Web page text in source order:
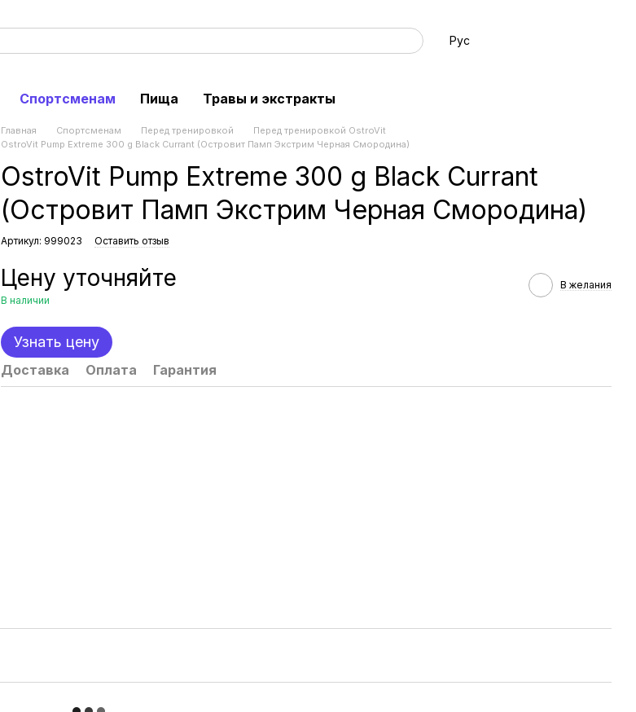
Рус
Спортсменам Пища Травы и экстракты
Главная Спортсменам Перед тренировкой
Перед тренировкой OstroVit
OstroVit Pump Extreme 300 g Black Currant (Островит Памп Экстрим Черная Смородина)
OstroVit Pump Extreme 300 g Black Currant
(Островит Памп Экстрим Черная Смородина)
Артикул: 999023 Оставить отзыв
Цену уточняйте
В наличии
В желания
Узнать цену
Доставка Оплата Гарантия